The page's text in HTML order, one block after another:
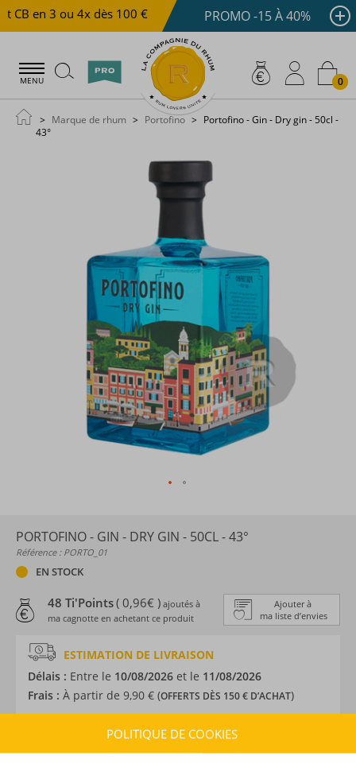
CB en 3 ou 4x dès 100 € Livraison offerte dès 150 €
PROMO -15 À 40%
MENU 0
Marque de rhum Portofino
Portofino - Gin - Dry gin - 50cl -
43°
PORTOFINO - GIN - DRY GIN - 50CL - 43°
Référence : PORTO_01
EN STOCK
Ajouter à
ma liste d’envies
48 Ti'Points( 0,96€ ) ajoutés à
ma cagnotte en achetant ce produit
ESTIMATION DE LIVRAISON
Délais : Entre le 10/08/2026 et le 11/08/2026
Frais : À partir de 9,90 € (OFFERTS DÈS 150 € D’ACHAT)
CARACTÉRISTIQUES DU PRODUIT
POLITIQUE DE COOKIES